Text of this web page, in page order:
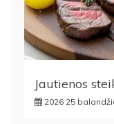
Jautienos
2026 25